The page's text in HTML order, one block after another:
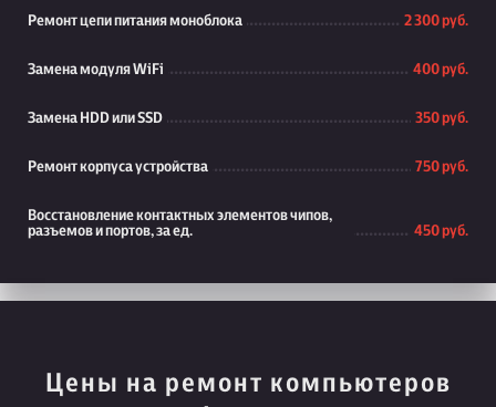
Ремонт цепи питания моноблока 2 300 руб.
Замена модуля WiFi 400 руб.
Замена HDD или SSD 350 руб.
Ремонт корпуса устройства 750 руб.
Восстановление контактных элементов чипов,
разъемов и портов, за ед.
450 руб.
Цены на ремонт компьютеров